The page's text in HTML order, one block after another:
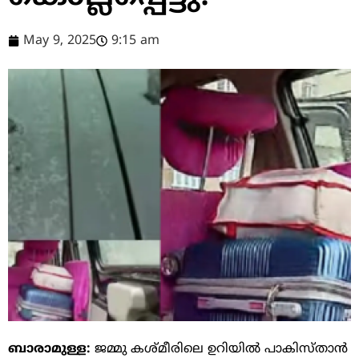
May 9, 2025 9:15 am
ബാരാമുള്ള: ജമ്മു കശ്മീരിലെ ഉറിയില്‍ പാകിസ്താന്‍